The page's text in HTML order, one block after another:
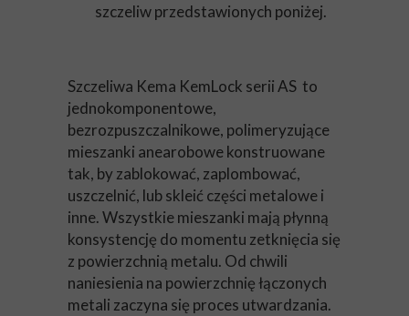
szczeliw przedstawionych poniżej.
Szczeliwa Kema KemLock serii AS to
jednokomponentowe,
bezrozpuszczalnikowe, polimeryzujące
mieszanki anearobowe konstruowane
tak, by zablokować, zaplombować,
uszczelnić, lub skleić części metalowe i
inne. Wszystkie mieszanki mają płynną
konsystencję do momentu zetknięcia się
z powierzchnią metalu. Od chwili
naniesienia na powierzchnię łączonych
metali zaczyna się proces utwardzania.